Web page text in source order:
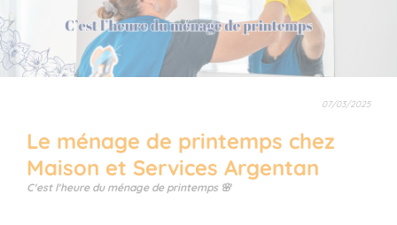
07/03/2025
Le ménage de printemps chez
Maison et Services Argentan
C'est l'heure du ménage de printemps 🌸